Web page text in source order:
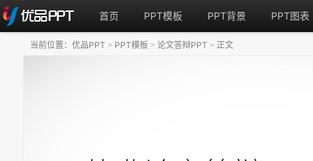
首页 PPT模板 PPT背景 PPT图表
当前位置： 优品PPT > PPT模板 > 论文答辩PPT > 正文